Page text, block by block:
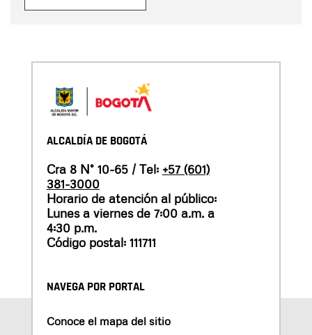
ALCALDÍA DE BOGOTÁ
Cra 8 N° 10-65 / Tel: +57 (601)
381-3000
Horario de atención al público:
Lunes a viernes de 7:00 a.m. a
4:30 p.m.
Código postal: 111711
NAVEGA POR PORTAL
Conoce el mapa del sitio